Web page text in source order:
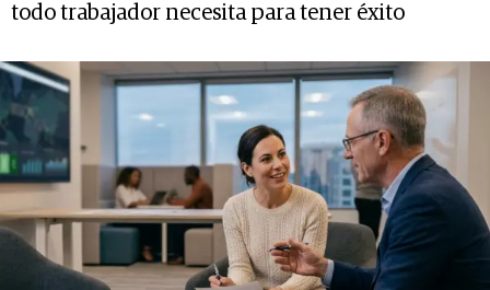
todo trabajador necesita para tener éxito